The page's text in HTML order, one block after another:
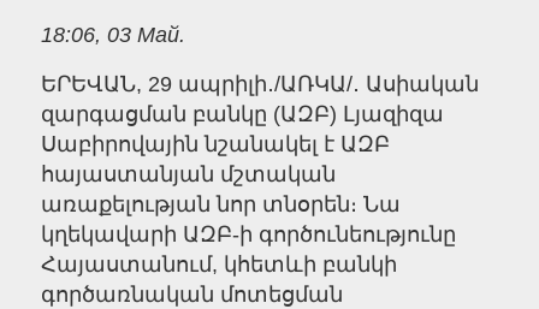
18:06, 03 Май.
ԵՐԵՎԱՆ, 29 ապրիլի․/ԱՌԿԱ/․ Ասիական
զարգացման բանկը (ԱԶԲ) Լյազիզա
Սաբիրովային նշանակել է ԱԶԲ
հայաստանյան մշտական
առաքելության նոր տնօրեն։ Նա
կղեկավարի ԱԶԲ-ի գործունեությունը
Հայաստանում, կհետևի բանկի
գործառնական մոտեցման